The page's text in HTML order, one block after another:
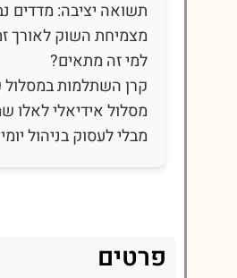
מצמיחת השוק לאורך
למי זה מתאים?
קרן השתלמות
מסלול אידיאלי לאלו
מבלי לעסוק בניהול
פרטים